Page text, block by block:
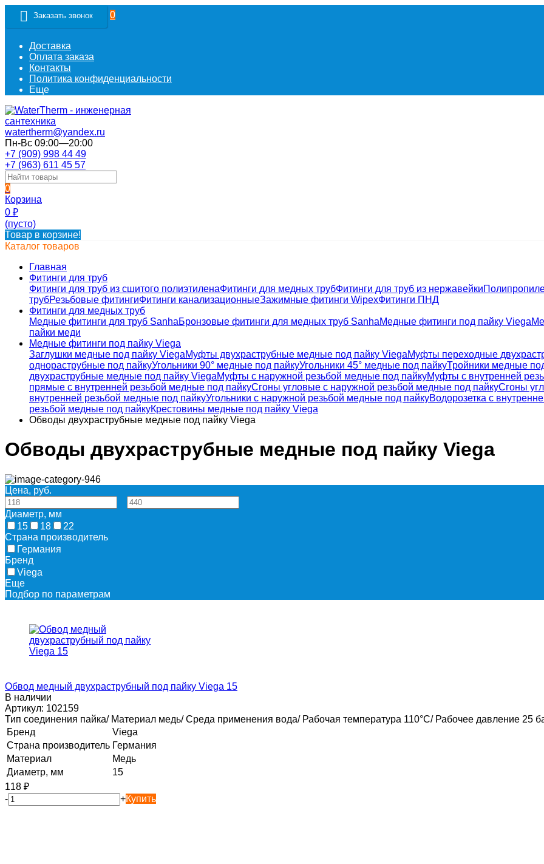
Заказать звонок 0
Доставка
Оплата заказа
Контакты
Политика конфиденциальности
Еще
watertherm@yandex.ru
Пн-Вс 09:00—20:00
+7 (909) 998 44 49
+7 (963) 611 45 57
0
Корзина
0 ₽
(пусто)
Товар в корзине!
Каталог товаров
Главная
Фитинги для труб
Фитинги для труб из сшитого полиэтиленаФитинги для медных трубФитинги для труб из нержавейки
трубРезьбовые фитингиФитинги канализационныеЗажимные фитинги WipexФитинги ПНД
Фитинги для медных труб
Медные фитинги для труб SanhaБронзовые фитинги для медных труб SanhaМедные фитинги под пайку Viega
пайки меди
Медные фитинги под пайку Viega
Заглушки медные под пайку ViegaМуфты двухраструбные медные под пайку ViegaМуфты переходные
однораструбные под пайкуУгольники 90° медные под пайкуУгольники 45° медные под пайкуТройники медные
двухраструбные медные под пайку ViegaМуфты с наружной резьбой медные под пайкуМуфты с внутренней
прямые с внутренней резьбой медные под пайкуСгоны угловые с наружной резьбой медные под пайкуСгоны
внутренней резьбой медные под пайкуУгольники с наружной резьбой медные под пайкуВодорозетка с
резьбой медные под пайкуКрестовины медные под пайку Viega
Обводы двухраструбные медные под пайку Viega
Обводы двухраструбные медные под пайку Viega
Цена, руб.
Диаметр, мм
15
18
22
Страна производитель
Германия
Бренд
Viega
Еще
Подбор по параметрам
Обвод медный двухраструбный под пайку Viega 15
В наличии
Артикул: 102159
Тип соединения пайка/ Материал медь/ Среда применения вода/ Рабочая температура 110°C/ Рабочее давление 25
Бренд
Viega
Страна производитель Германия
Материал
Медь
Диаметр, мм
15
118 ₽
-
+Купить